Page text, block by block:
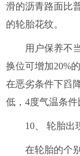
滑的沥青路面比
的轮胎花纹。
用户保养不
换位可增加20%
在恶劣条件下舀
低，4度气温条件
10、 轮胎出
在轮胎的个